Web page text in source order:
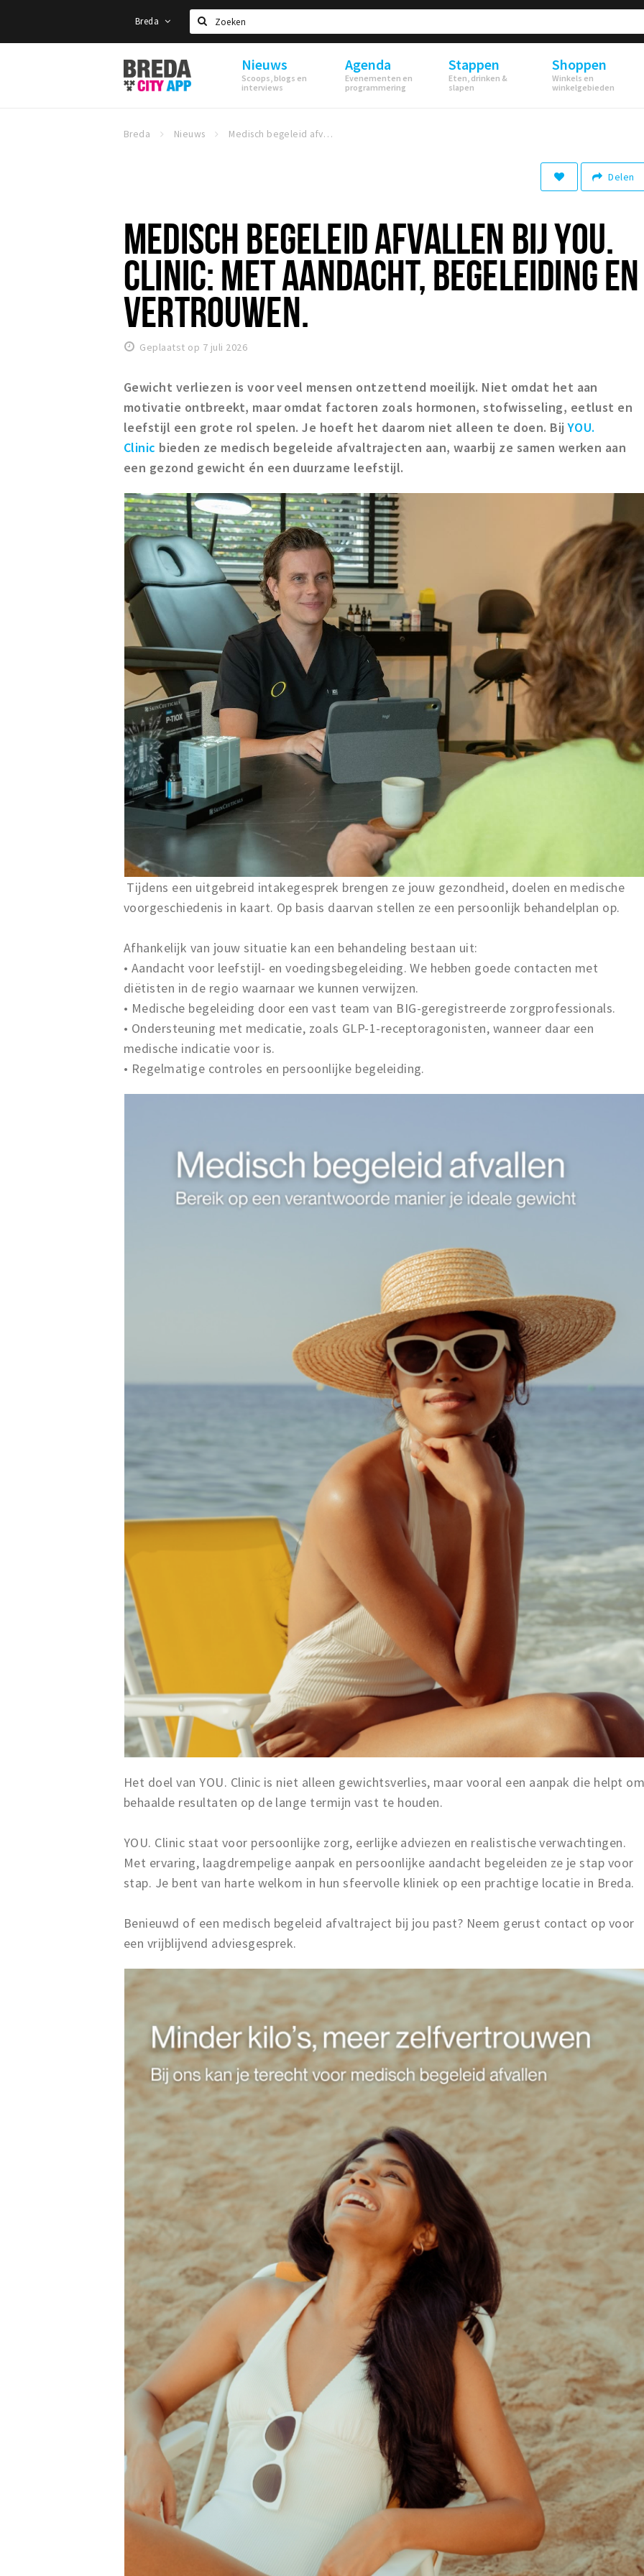
Breda
Zoeken
Stappen
&
Shoppen
Nieuws
Scoops, blogs en
interviews
Agenda
Evenementen en
programmering
Stappen
Eten, drinken &
slapen
Shoppen
Winkels en
winkelgebieden
Breda Nieuws Medisch begeleid afvallen bij YOU. Clinic: met aandacht, begeleiding en vertrouwen.
Delen
MEDISCH BEGELEID AFVALLEN BIJ YOU.
CLINIC: MET AANDACHT, BEGELEIDING EN
VERTROUWEN.
Geplaatst op 7 juli 2026
Gewicht verliezen is voor veel mensen ontzettend moeilijk. Niet omdat het aan
motivatie ontbreekt, maar omdat factoren zoals hormonen, stofwisseling, eetlust en
leefstijl een grote rol spelen. Je hoeft het daarom niet alleen te doen. BijYOU.
Clinic bieden ze medisch begeleide afvaltrajecten aan, waarbij ze samen werken aan
een gezond gewicht én een duurzame leefstijl.
Tijdens een uitgebreid intakegesprek brengen ze jouw gezondheid, doelen en medische
voorgeschiedenis in kaart. Op basis daarvan stellen ze een persoonlijk behandelplan op.
Afhankelijk van jouw situatie kan een behandeling bestaan uit:
• Aandacht voor leefstijl- en voedingsbegeleiding. We hebben goede contacten met
diëtisten in de regio waarnaar we kunnen verwijzen.
• Medische begeleiding door een vast team van BIG-geregistreerde zorgprofessionals.
• Ondersteuning met medicatie, zoals GLP-1-receptoragonisten, wanneer daar een
medische indicatie voor is.
• Regelmatige controles en persoonlijke begeleiding.
Het doel van YOU. Clinic is niet alleen gewichtsverlies, maar vooral een aanpak die helpt
behaalde resultaten op de lange termijn vast te houden.
YOU. Clinic staat voor persoonlijke zorg, eerlijke adviezen en realistische verwachtingen.
Met ervaring, laagdrempelige aanpak en persoonlijke aandacht begeleiden ze je stap voor
stap. Je bent van harte welkom in hun sfeervolle kliniek op een prachtige locatie in Breda.
Benieuwd of een medisch begeleid afvaltraject bij jou past? Neem gerust contact op voor
een vrijblijvend adviesgesprek.